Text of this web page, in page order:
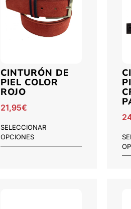
CINTURÓN DE
PIEL COLOR
ROJO
21,95€
SELECCIONAR
OPCIONES